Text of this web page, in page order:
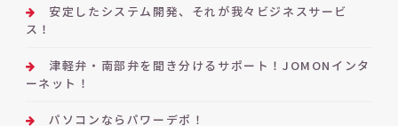
安定したシステム開発、それが我々ビジネスサービ
ス！
津軽弁・南部弁を聞き分けるサポート！JOMONインタ
ーネット！
パソコンならパワーデポ！